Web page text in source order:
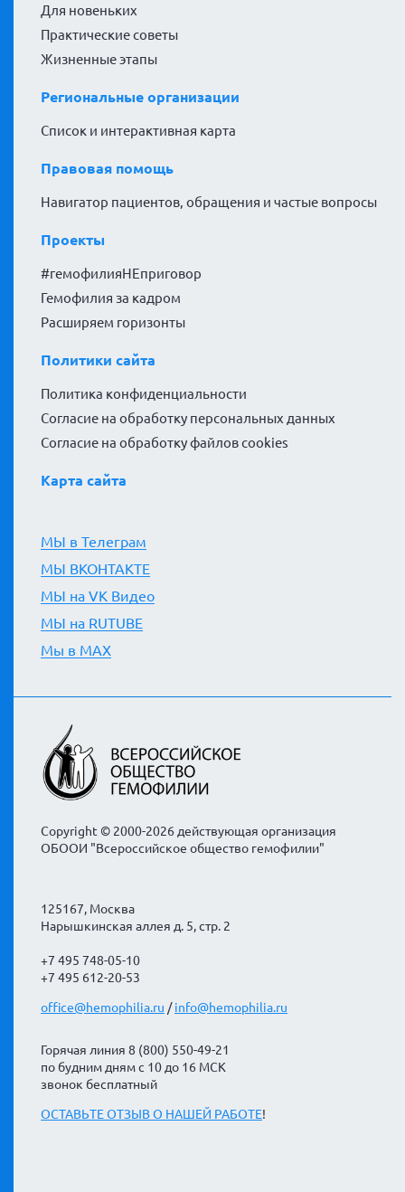
Для новеньких
Практические советы
Жизненные этапы
Региональные организации
Список и интерактивная карта
Правовая помощь
Навигатор пациентов, обращения и частые вопросы
Проекты
#гемофилияНЕприговор
Гемофилия за кадром
Расширяем горизонты
Политики сайта
Политика конфиденциальности
Согласие на обработку персональных данных
Согласие на обработку файлов cookies
Карта сайта
МЫ в Телеграм
МЫ ВКОНТАКТЕ
МЫ на VK Видео
МЫ на RUTUBE
Мы в MAX
Copyright © 2000-2026 действующая организация
ОБООИ "Всероссийское общество гемофилии"
125167, Москва
Нарышкинская аллея д. 5, стр. 2
+7 495 748-05-10
+7 495 612-20-53
office@hemophilia.ru /info@hemophilia.ru
Горячая линия 8 (800) 550-49-21
по будним дням с 10 до 16 МСК
звонок бесплатный
ОСТАВЬТЕ ОТЗЫВ О НАШЕЙ РАБОТЕ!